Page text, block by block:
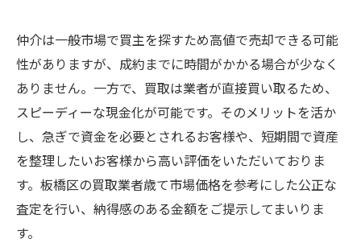
仲介は一般市場で買主を探すため高値で売却できる可能
性がありますが、成約までに時間がかかる場合が少なく
ありません。一方で、買取は業者が直接買い取るため、
スピーディーな現金化が可能です。そのメリットを活か
し、急ぎで資金を必要とされるお客様や、短期間で資産
を整理したいお客様から高い評価をいただいておりま
す。板橋区の買取業者歳て市場価格を参考にした公正な
査定を行い、納得感のある金額をご提示してまいりま
す。